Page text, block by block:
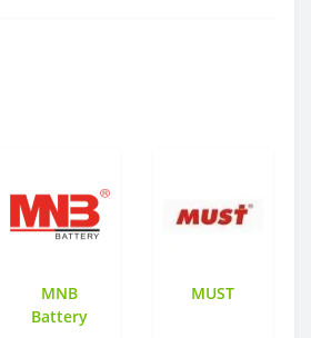
MNB
Battery
MUST